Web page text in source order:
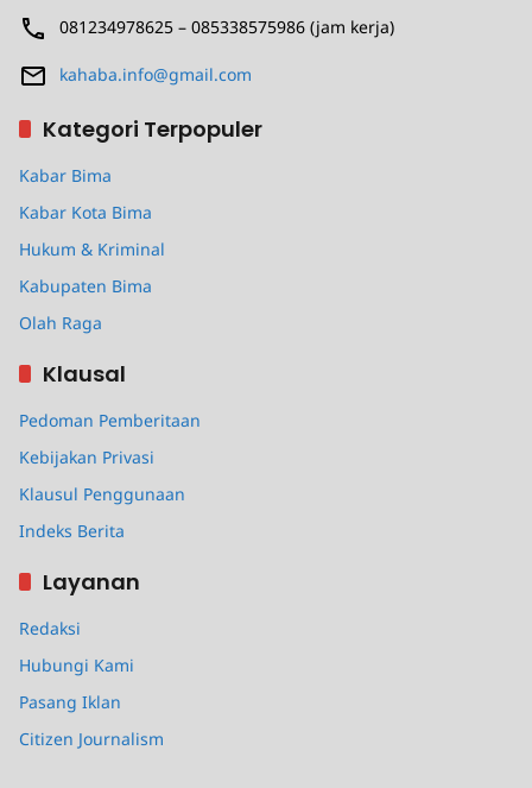
081234978625 – 085338575986 (jam kerja)
kahaba.info@gmail.com
Kategori Terpopuler
Kabar Bima
Kabar Kota Bima
Hukum & Kriminal
Kabupaten Bima
Olah Raga
Klausal
Pedoman Pemberitaan
Kebijakan Privasi
Klausul Penggunaan
Indeks Berita
Layanan
Redaksi
Hubungi Kami
Pasang Iklan
Citizen Journalism